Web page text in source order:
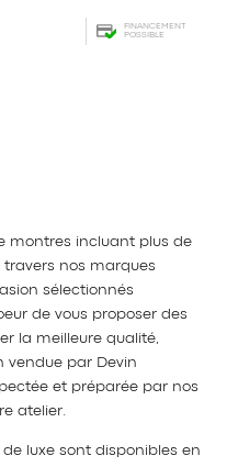
FINANCEMENT
POSSIBLE
montres incluant plus de
travers nos marques
sélectionnés
de vous proposer des
la meilleure qualité,
vendue par Devin
et préparée par nos
atelier.
luxe sont disponibles en